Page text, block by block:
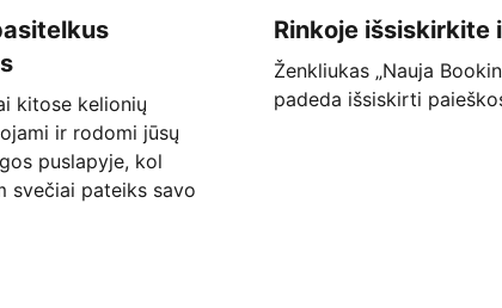
kitose kelionių
ir rodomi jūsų
puslapyje, kol
svečiai pateiks savo
Rinkoje išsiskirkite
Ženkliukas „Nauja
padeda išsiskirti